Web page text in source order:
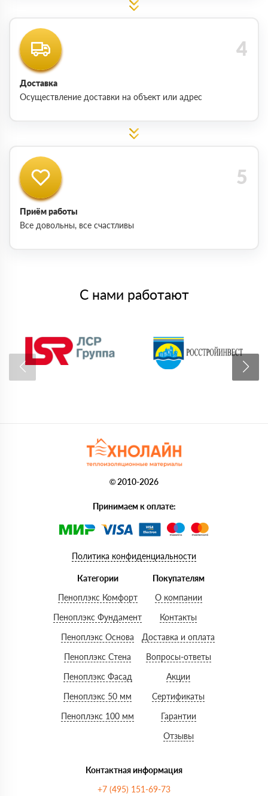
Доставка
Осуществление доставки на объект или адрес
Приём работы
Все довольны, все счастливы
С нами работают
© 2010-2026
Принимаем к оплате:
Политика конфиденциальности
Категории
Пеноплэкс Комфорт
Пеноплэкс Фундамент
Пеноплэкс Основа
Пеноплэкс Стена
Пеноплэкс Фасад
Пеноплэкс 50 мм
Пеноплэкс 100 мм
Покупателям
О компании
Контакты
Доставка и оплата
Вопросы-ответы
Акции
Сертификаты
Гарантии
Отзывы
Контактная информация
+7 (495) 151-69-73